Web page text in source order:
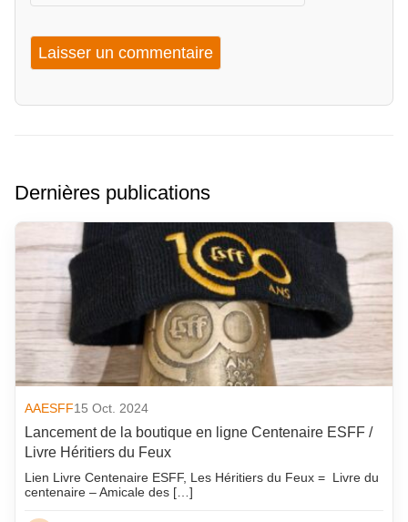
Dernières publications
AAESFF15 Oct. 2024
Lancement de la boutique en ligne Centenaire ESFF /
Livre Héritiers du Feux
Lien Livre Centenaire ESFF, Les Héritiers du Feux = Livre du
centenaire – Amicale des […]